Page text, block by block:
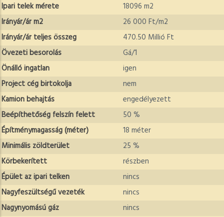
Ipari telek mérete
18096 m2
Irányár/ár m2
26 000 Ft/m2
Irányár/ár teljes összeg
470.50 Millió Ft
Övezeti besorolás
Gá/1
Önálló ingatlan
igen
Project cég birtokolja
nem
Kamion behajtás
engedélyezett
Beépíthetőség felszín felett
50 %
Építménymagasság (méter)
18 méter
Minimális zöldterület
25 %
Körbekerített
részben
Épület az ipari telken
nincs
Nagyfeszültségű vezeték
nincs
Nagynyomású gáz
nincs